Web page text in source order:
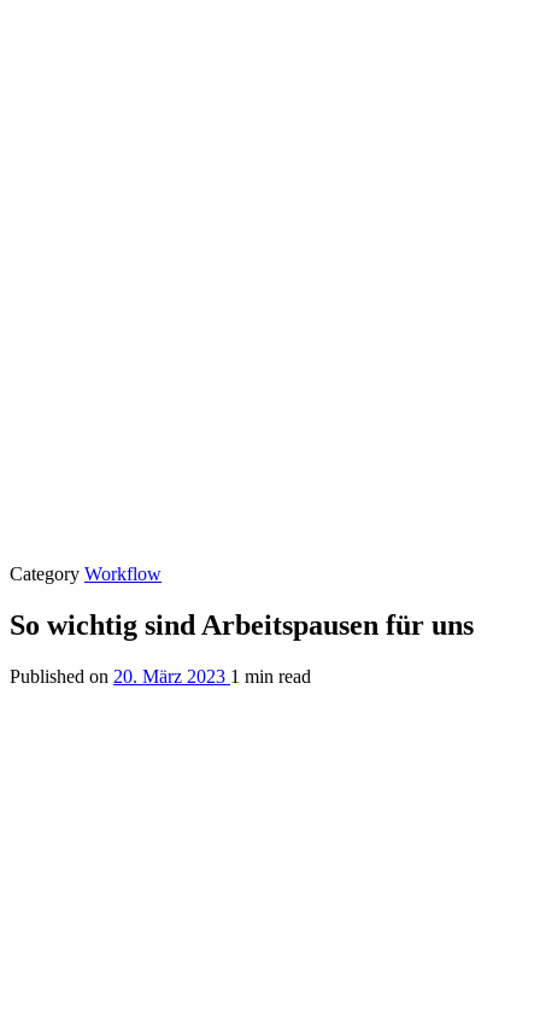
Category Workflow
So wichtig sind Arbeitspausen für uns
Published on 20. März 2023 1 min read